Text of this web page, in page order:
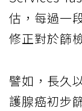
估，每過一
修正對於篩
譬如，長久
護腺癌初步